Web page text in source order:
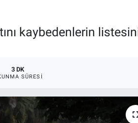
kaybedenlerin
3 DK
SÜRESI